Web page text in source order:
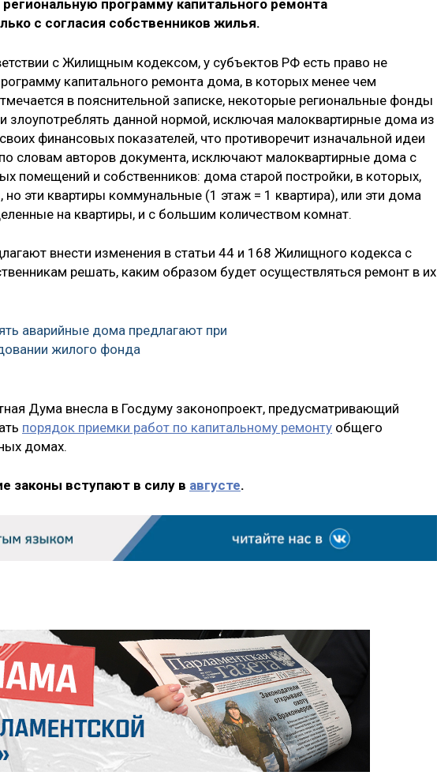
программу капитального ремонта
с согласия собственников жилья.
с Жилищным кодексом, у субъектов РФ есть право не
капитального ремонта дома, в которых менее чем
в пояснительной записке, некоторые региональные фонды
злоупотреблять данной нормой, исключая малоквартирные дома из
финансовых показателей, что противоречит изначальной идеи
словам авторов документа, исключают малоквартирные дома с
помещений и собственников: дома старой постройки, в которых,
но эти квартиры коммунальные (1 этаж = 1 квартира), или эти дома
на квартиры, и с большим количеством комнат.
внести изменения в статьи 44 и 168 Жилищного кодекса с
решать, каким образом будет осуществляться ремонт в их
аварийные дома предлагают при
жилого фонда
Дума внесла в Госдуму законопроект, предусматривающий
порядок приемки работ по капитальному ремонту общего
домах.
законы вступают в силу в августе.